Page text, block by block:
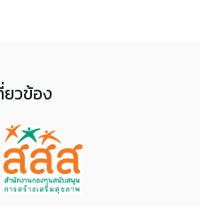
ยวข้อง